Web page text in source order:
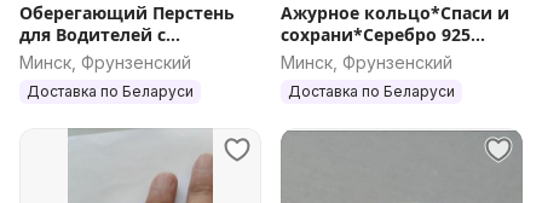
Оберегающий Перстень
для Водителей с
Николаем Чудотворцем
Минск, Фрунзенский
Доставка по Беларуси
Ажурное кольцо*Спаси и
сохрани*Серебро 925
пробы
Минск, Фрунзенский
Доставка по Беларуси